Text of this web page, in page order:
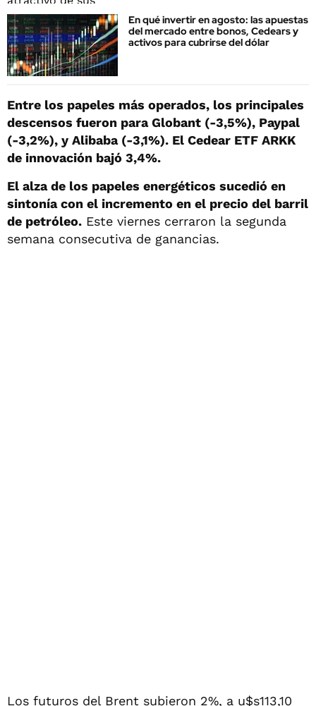
En qué invertir en agosto: las apuestas
del mercado entre bonos, Cedears y
activos para cubrirse del dólar
Entre los papeles más operados, los principales
descensos fueron para Globant (-3,5%), Paypal
(-3,2%), y Alibaba (-3,1%). El Cedear ETF ARKK
de innovación bajó 3,4%.
El alza de los papeles energéticos sucedió en
sintonía con el incremento en el precio del barril
de petróleo. Este viernes cerraron la segunda
semana consecutiva de ganancias.
Los futuros del Brent subieron 2%, a u$s113,10